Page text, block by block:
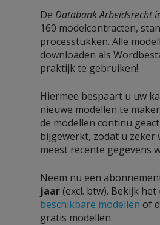
De Databank Arbeidsrecht
160 modelcontracten,
processtukken. Alle
downloaden als
praktijk te gebruiken!
Hiermee bespaart u uw
nieuwe modellen te
de modellen continu
bijgewerkt, zodat u zeker
meest recente gegevens
Neem nu een
jaar(excl. btw). Bekijk het
beschikbare modellen of
gratis modellen.